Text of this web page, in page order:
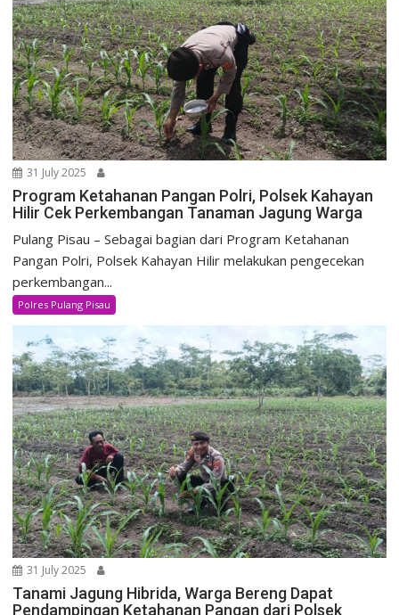
31 July 2025
Program Ketahanan Pangan Polri, Polsek Kahayan
Hilir Cek Perkembangan Tanaman Jagung Warga
Pulang Pisau – Sebagai bagian dari Program Ketahanan
Pangan Polri, Polsek Kahayan Hilir melakukan pengecekan
perkembangan...
Polres Pulang Pisau
31 July 2025
Tanami Jagung Hibrida, Warga Bereng Dapat
Pendampingan Ketahanan Pangan dari Polsek